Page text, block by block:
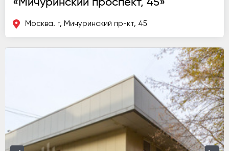
Москва. г, Мичуринский пр-кт, 45